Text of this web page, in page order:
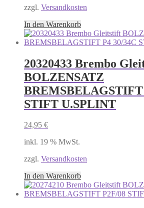
zzgl. Versandkosten
In den Warenkorb
20320433 Brembo
BOLZENSATZ
BREMSBELAGSTIFT
STIFT U.SPLINT
24,95 €
inkl. 19 % MwSt.
zzgl. Versandkosten
In den Warenkorb